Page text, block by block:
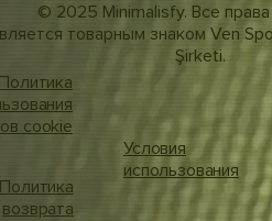
© 2025 Minimalisfy. Все
товарным знаком Ven
Şirketi.
Политика
cookie
Политика
возврата
Условия
использования